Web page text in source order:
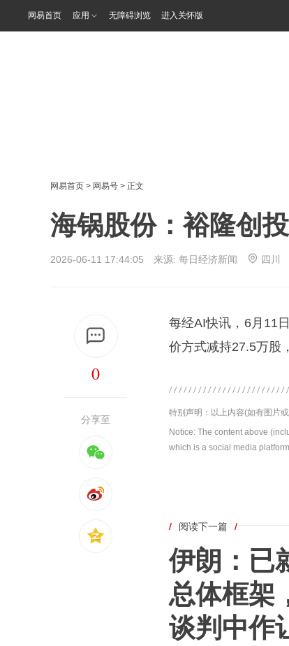
网易首页 应用 无障碍浏览 进入关怀版
网易首页 > 网易号 > 正文
海锅股份：裕隆创
2026-06-11 17:44:05 来源: 每日经济新闻 四川
0
分享至
每经AI快讯，6月11
价方式减持27.5万股
特别声明：以上内容(如有图片
Notice: The content above
which is a social media
/ 阅读下一篇 /
伊朗：已
总体框架
谈判中作